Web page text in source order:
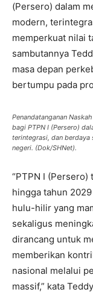
(Persero) dalam
modern,
memperkuat nilai
sambutannya
masa depan
bertumpu pada
Penandatanganan
bagi PTPN I (Persero)
terintegrasi, dan
negeri. (Dok/SHNet).
“PTPN I
hingga tahun
hulu-hilir yang
sekaligus
dirancang untuk
memberikan
nasional melalui
massif,” kata